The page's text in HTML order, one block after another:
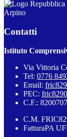
Arpino
Contatti
Istituto
Via Vittoria
Tel: 0776
Email:
PEC:
C.F.:
C.M.
FatturaPA